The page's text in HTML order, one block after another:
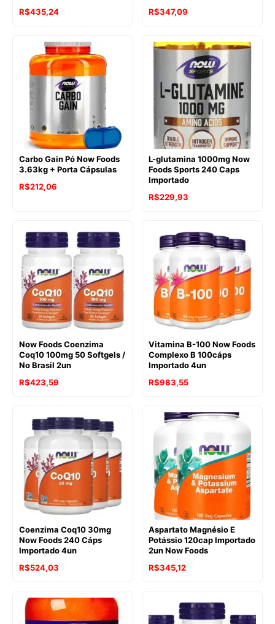
R$435,24
R$347,09
Carbo Gain Pó Now Foods
3.63kg + Porta Cápsulas
R$212,06
L-glutamina 1000mg Now
Foods Sports 240 Caps
Importado
R$229,93
Now Foods Coenzima
Coq10 100mg 50 Softgels /
No Brasil 2un
R$423,59
Vitamina B-100 Now Foods
Complexo B 100cáps
Importado 4un
R$983,55
Coenzima Coq10 30mg
Now Foods 240 Cáps
Importado 4un
R$524,03
Aspartato Magnésio E
Potássio 120cap Importado
2un Now Foods
R$345,12